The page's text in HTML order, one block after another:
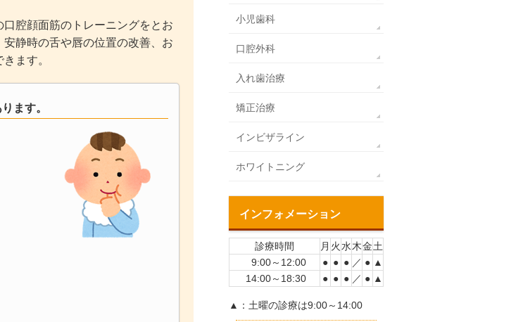
腔顔面筋のトレーニングをとお
静時の舌や唇の位置の改善、お
ます。
ます。
小児歯科
口腔外科
入れ歯治療
矯正治療
インビザライン
ホワイトニング
インフォメーション
診療時間 月 火水木金土
9:00～12:00
● ● ● ／ ● ▲
14:00～18:30
● ● ● ／ ● ▲
▲：土曜の診療は9:00～14:00